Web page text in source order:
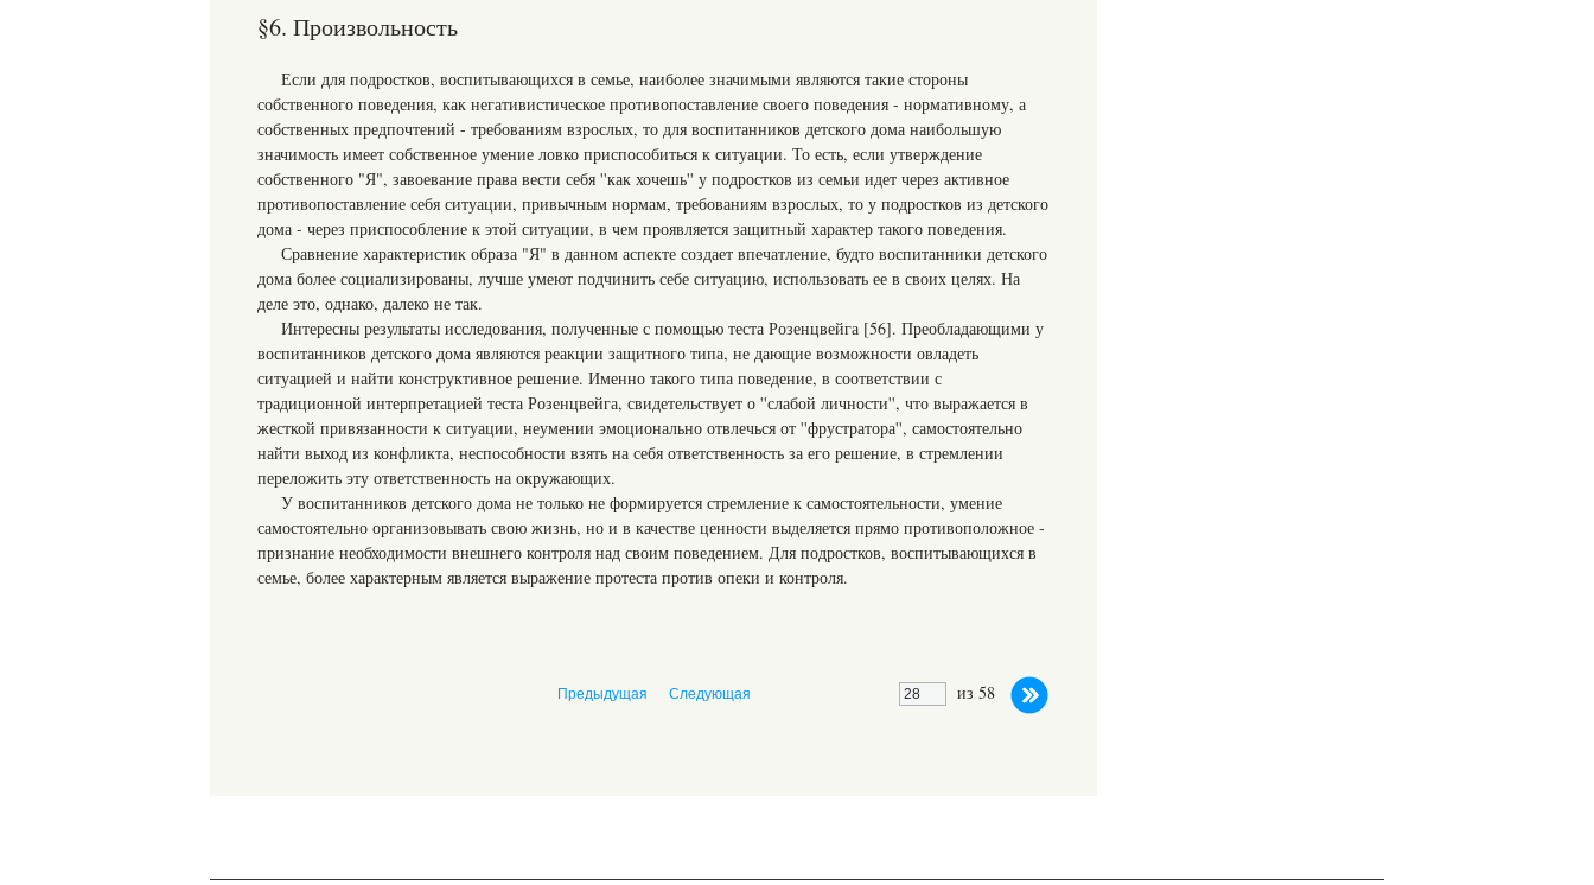
§6. Произвольность
Если для подростков, воспитывающихся в семье, наиболее значимыми являются такие стороны
собственного поведения, как негативистическое противопоставление своего поведения - нормативному, а
собственных предпочтений - требованиям взрослых, то для воспитанников детского дома наибольшую
значимость имеет собственное умение ловко приспособиться к ситуации. То есть, если утверждение
собственного "Я", завоевание права вести себя ''как хочешь'' у подростков из семьи идет через активное
противопоставление себя ситуации, привычным нормам, требованиям взрослых, то у подростков из детского
дома - через приспособление к этой ситуации, в чем проявляется защитный характер такого поведения.
Сравнение характеристик образа "Я" в данном аспекте создает впечатление, будто воспитанники детского
дома более социализированы, лучше умеют подчинить себе ситуацию, использовать ее в своих целях. На
деле это, однако, далеко не так.
Интересны результаты исследования, полученные с помощью теста Розенцвейга [56]. Преобладающими у
воспитанников детского дома являются реакции защитного типа, не дающие возможности овладеть
ситуацией и найти конструктивное решение. Именно такого типа поведение, в соответствии с
традиционной интерпретацией теста Розенцвейга, свидетельствует о ''слабой личности'', что выражается в
жесткой привязанности к ситуации, неумении эмоционально отвлечься от ''фрустратора'', самостоятельно
найти выход из конфликта, неспособности взять на себя ответственность за его решение, в стремлении
переложить эту ответственность на окружающих.
У воспитанников детского дома не только не формируется стремление к самостоятельности, умение
самостоятельно организовывать свою жизнь, но и в качестве ценности выделяется прямо противоположное -
признание необходимости внешнего контроля над своим поведением. Для подростков, воспитывающихся в
семье, более характерным является выражение протеста против опеки и контроля.
из 58
Предыдущая Следующая